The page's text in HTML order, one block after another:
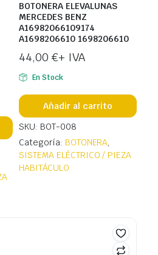
BOTONERA ELEVALUNAS
MERCEDES BENZ
A16982066109174
A1698206610 1698206610
44,00 €+ IVA
En Stock
Añadir al carrito
SKU: BOT-008
Categoría: BOTONERA,
SISTEMA ELÉCTRICO / PIEZA
HABITÁCULO